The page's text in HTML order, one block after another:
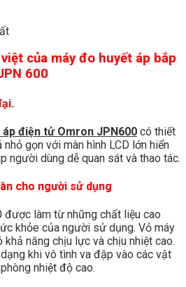
của máy đo huyết áp bắp
600
điện tử Omron JPN600 có thiết
gọn với màn hình LCD lớn hiển
người dùng dễ quan sát và thao tác.
cho người sử dụng
được làm từ những chất liệu cao
khỏe của người sử dụng. Vỏ máy
năng chịu lực và chịu nhiệt cao.
khi vô tình va đập vào các vật
nhiệt độ cao.